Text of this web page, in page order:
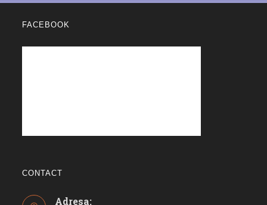
FACEBOOK
CONTACT
Adresa: